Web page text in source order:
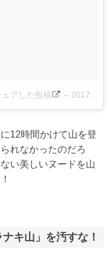
アした投稿 – 2017 4月 28 4:48午後 PDT
12時間かけて山を登
れなかったのだろ
い美しいヌードを山
キ山」を汚すな！